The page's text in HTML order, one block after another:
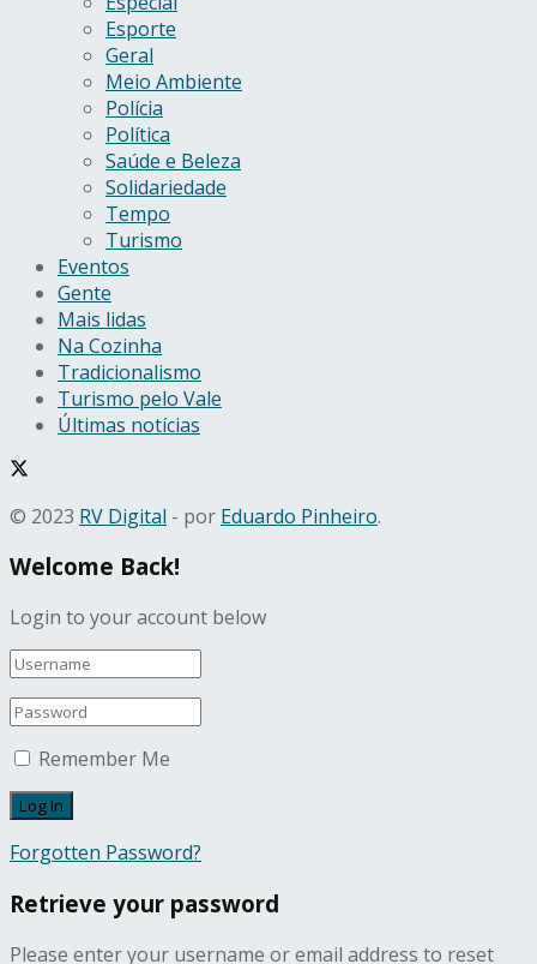
Esporte
Geral
Meio Ambiente
Polícia
Política
Saúde e Beleza
Solidariedade
Tempo
Turismo
Eventos
Gente
Mais lidas
Na Cozinha
Tradicionalismo
Turismo pelo Vale
Últimas notícias
© 2023 RV Digital - por Eduardo Pinheiro.
Welcome Back!
Login to your account below
Remember Me
Forgotten Password?
Retrieve your password
Please enter your username or email address to reset